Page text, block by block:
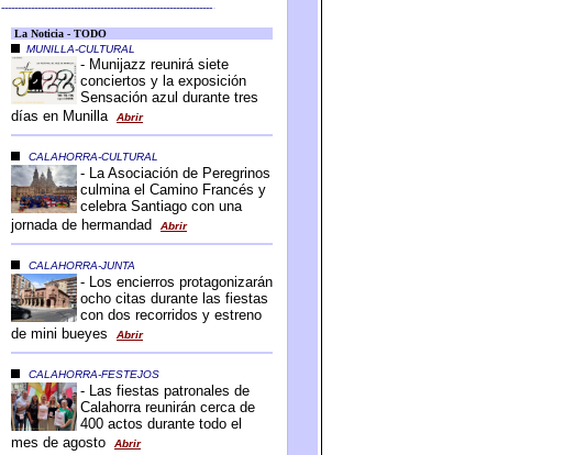
-----------------------------------------------------------------